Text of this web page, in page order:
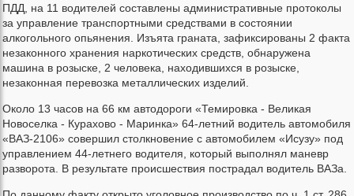
ПДД, на 11 водителей составлены административные протоколы
за управление транспортными средствами в состоянии
алкогольного опьянения. Изъята граната, зафиксированы 2 факта
незаконного хранения наркотических средств, обнаружена
машина в розыске, 2 человека, находившихся в розыске,
незаконная перевозка металлических изделий.
Около 13 часов на 66 км автодороги «Темировка - Великая
Новоселка - Курахово - Маринка» 64-летний водитель автомобиля
«ВАЗ-2106» совершил столкновение с автомобилем «Исузу» под
управлением 44-летнего водителя, который выполнял маневр
разворота. В результате происшествия пострадал водитель ВАЗа.